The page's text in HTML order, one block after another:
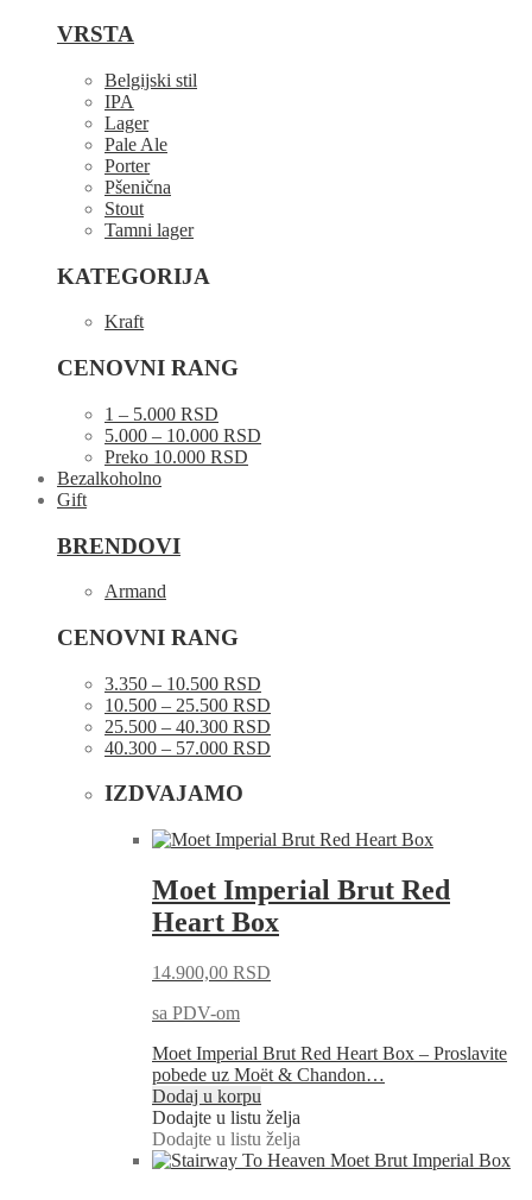
VRSTA
Belgijski stil
IPA
Lager
Pale Ale
Porter
Pšenična
Stout
Tamni lager
KATEGORIJA
Kraft
CENOVNI RANG
1 – 5.000 RSD
5.000 – 10.000 RSD
Preko 10.000 RSD
Bezalkoholno
Gift
BRENDOVI
Armand
CENOVNI RANG
3.350 – 10.500 RSD
10.500 – 25.500 RSD
25.500 – 40.300 RSD
40.300 – 57.000 RSD
IZDVAJAMO
Moet Imperial Brut Red
Heart Box
14.900,00 RSD
sa PDV-om
Moet Imperial Brut Red Heart Box – Proslavite
pobede uz Moët & Chandon…
Dodaj u korpu
Dodajte u listu želja
Dodajte u listu želja